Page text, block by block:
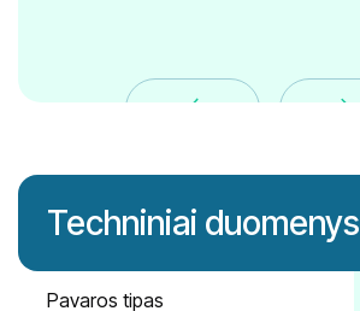
Techniniai duomenys
Pavaros tipas